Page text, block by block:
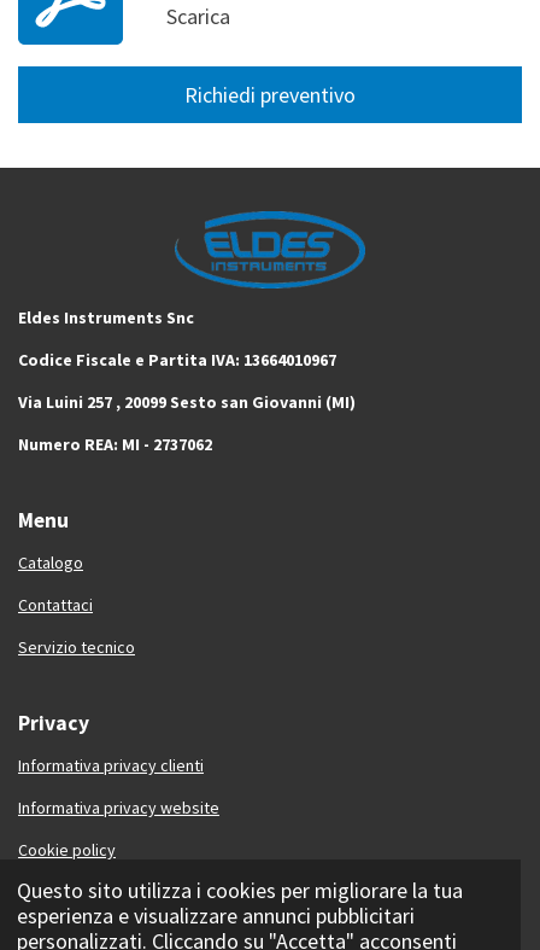
Questo sito utilizza i cookies per migliorare la tua
esperienza e visualizzare annunci pubblicitari
personalizzati. Cliccando su "Accetta" acconsenti
Scarica
Richiedi preventivo
Eldes Instruments Snc
Codice Fiscale e Partita IVA: 13664010967
Via Luini 257 , 20099 Sesto san Giovanni (MI)
Numero REA: MI - 2737062
Menu
Catalogo
Contattaci
Servizio tecnico
Privacy
Informativa privacy clienti
Informativa privacy website
Cookie policy
Contattaci
© 2024 - 2026 Eldes instruments